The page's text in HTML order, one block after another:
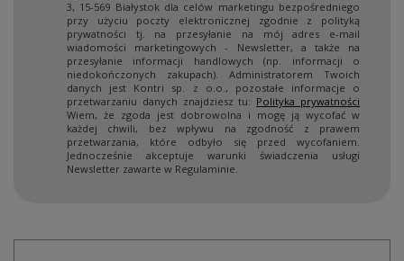
3, 15-569 Białystok dla celów marketingu bezpośredniego
przy użyciu poczty elektronicznej zgodnie z polityką
prywatności tj. na przesyłanie na mój adres e-mail
wiadomości marketingowych - Newsletter, a także na
przesyłanie informacji handlowych (np. informacji o
niedokończonych zakupach). Administratorem Twoich
danych jest Kontri sp. z o.o., pozostałe informacje o
przetwarzaniu danych znajdziesz tu: Polityka prywatności
Wiem, że zgoda jest dobrowolna i mogę ją wycofać w
każdej chwili, bez wpływu na zgodność z prawem
przetwarzania, które odbyło się przed wycofaniem.
Jednocześnie akceptuje warunki świadczenia usługi
Newsletter zawarte w Regulaminie.